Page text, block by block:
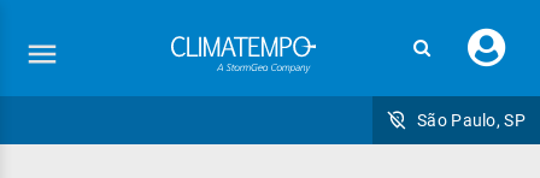
seu
São Paulo, SP